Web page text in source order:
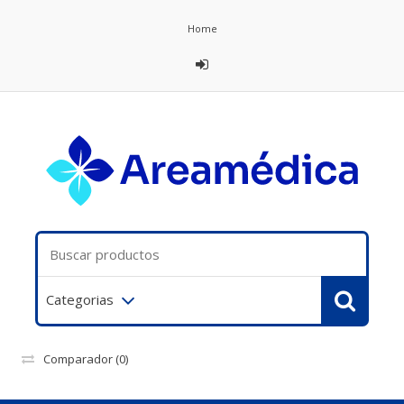
Home
Categorias
Comparador (0)